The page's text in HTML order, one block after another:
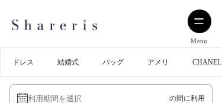
Menu
ドレス 結婚式 バッグ アメリ CHANEL
の間に利用